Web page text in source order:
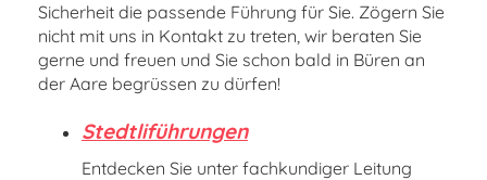
Sicherheit die passende Führung für Sie. Zögern Sie
nicht mit uns in Kontakt zu treten, wir beraten Sie
gerne und freuen und Sie schon bald in Büren an
der Aare begrüssen zu dürfen!
Stedtliführungen
Entdecken Sie unter fachkundiger Leitung